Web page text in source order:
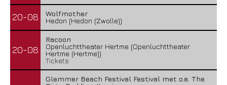
20-08
Wolfmother
Hedon (Hedon (Zwolle))
20-08
Racoon
Openluchttheater Hertme (Openluchttheater
Hertme (Hertme))
Tickets
Glemmer Beach Festival Festival met o.a. The